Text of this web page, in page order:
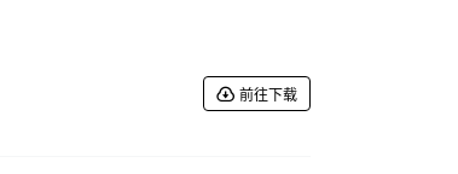
前往下载